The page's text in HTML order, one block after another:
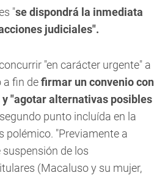
"se dispondrá la inmediata
judiciales".
"en carácter urgente" a
a fin defirmar un convenio con
y "agotar alternativas posibles
punto incluída en la
polémico. "Previamente a
de los
(Macaluso y su mujer,